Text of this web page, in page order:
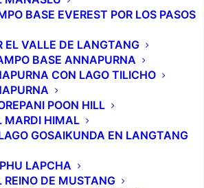
BASE EVEREST POR LOS PASOS
EL VALLE DE LANGTANG
BASE ANNAPURNA
CON LAGO TILICHO
POON HILL
MARDI HIMAL
GOSAIKUNDA EN LANGTANG
LAPCHA
REINO DE MUSTANG